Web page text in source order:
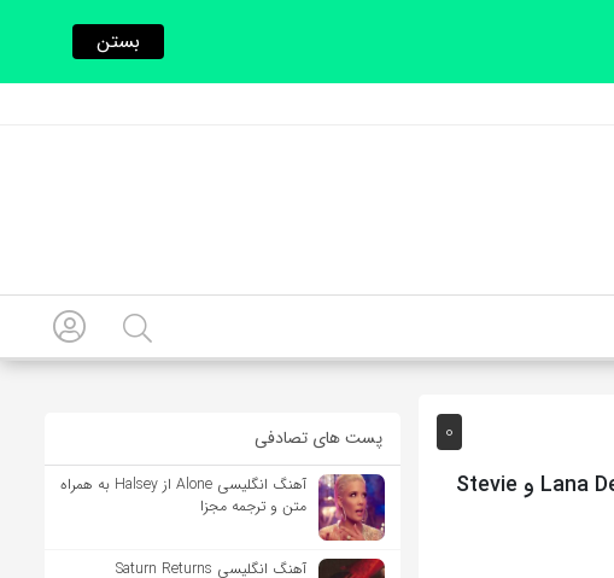
0
آهنگ انگلیسی Beautiful People Beautiful Problems از Lana Del Rey و Stevie
پست های تصادفی
آهنگ انگلیسی Alone از Halsey به همراه
متن و ترجمه مجزا
آهنگ انگلیسی Saturn Returns
بستن